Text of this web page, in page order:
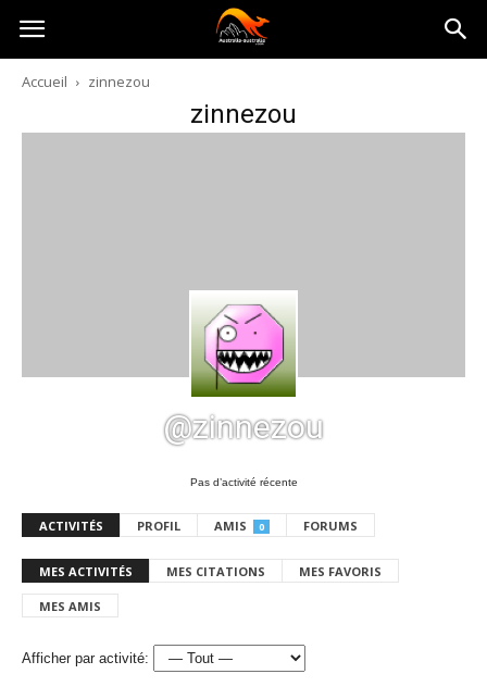
Australia-
australie.com
Accueil zinnezou
zinnezou
@zinnezou
Pas d’activité récente
ACTIVITÉS PROFIL AMIS 0 FORUMS
MES ACTIVITÉS MES CITATIONS MES FAVORIS
MES AMIS
Afficher par activité: